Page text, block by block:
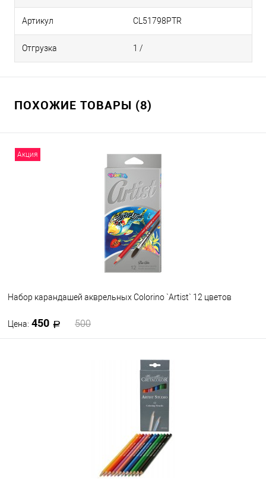
Артикул CL51798PTR
Отгрузка 1 /
ПОХОЖИЕ ТОВАРЫ (8)
Акция
Набор карандашей акврельных Colorino `Artist` 12 цветов
Цена: 450 500
В корзину
В наличии